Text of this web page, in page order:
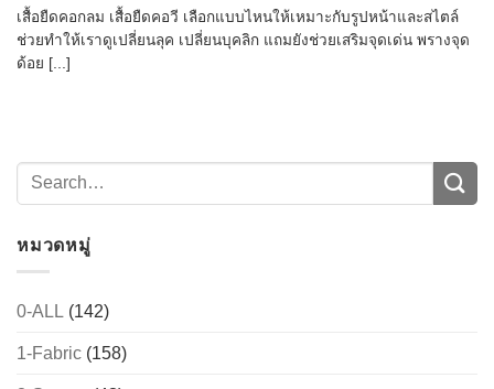
เสื้อยืดคอกลม เสื้อยืดคอวี เลือกแบบไหนให้เหมาะกับรูปหน้าและสไตล์
ช่วยทำให้เราดูเปลี่ยนลุค เปลี่ยนบุคลิก แถมยังช่วยเสริมจุดเด่น พรางจุด
ด้อย [...]
หมวดหมู่
0-ALL (142)
1-Fabric (158)